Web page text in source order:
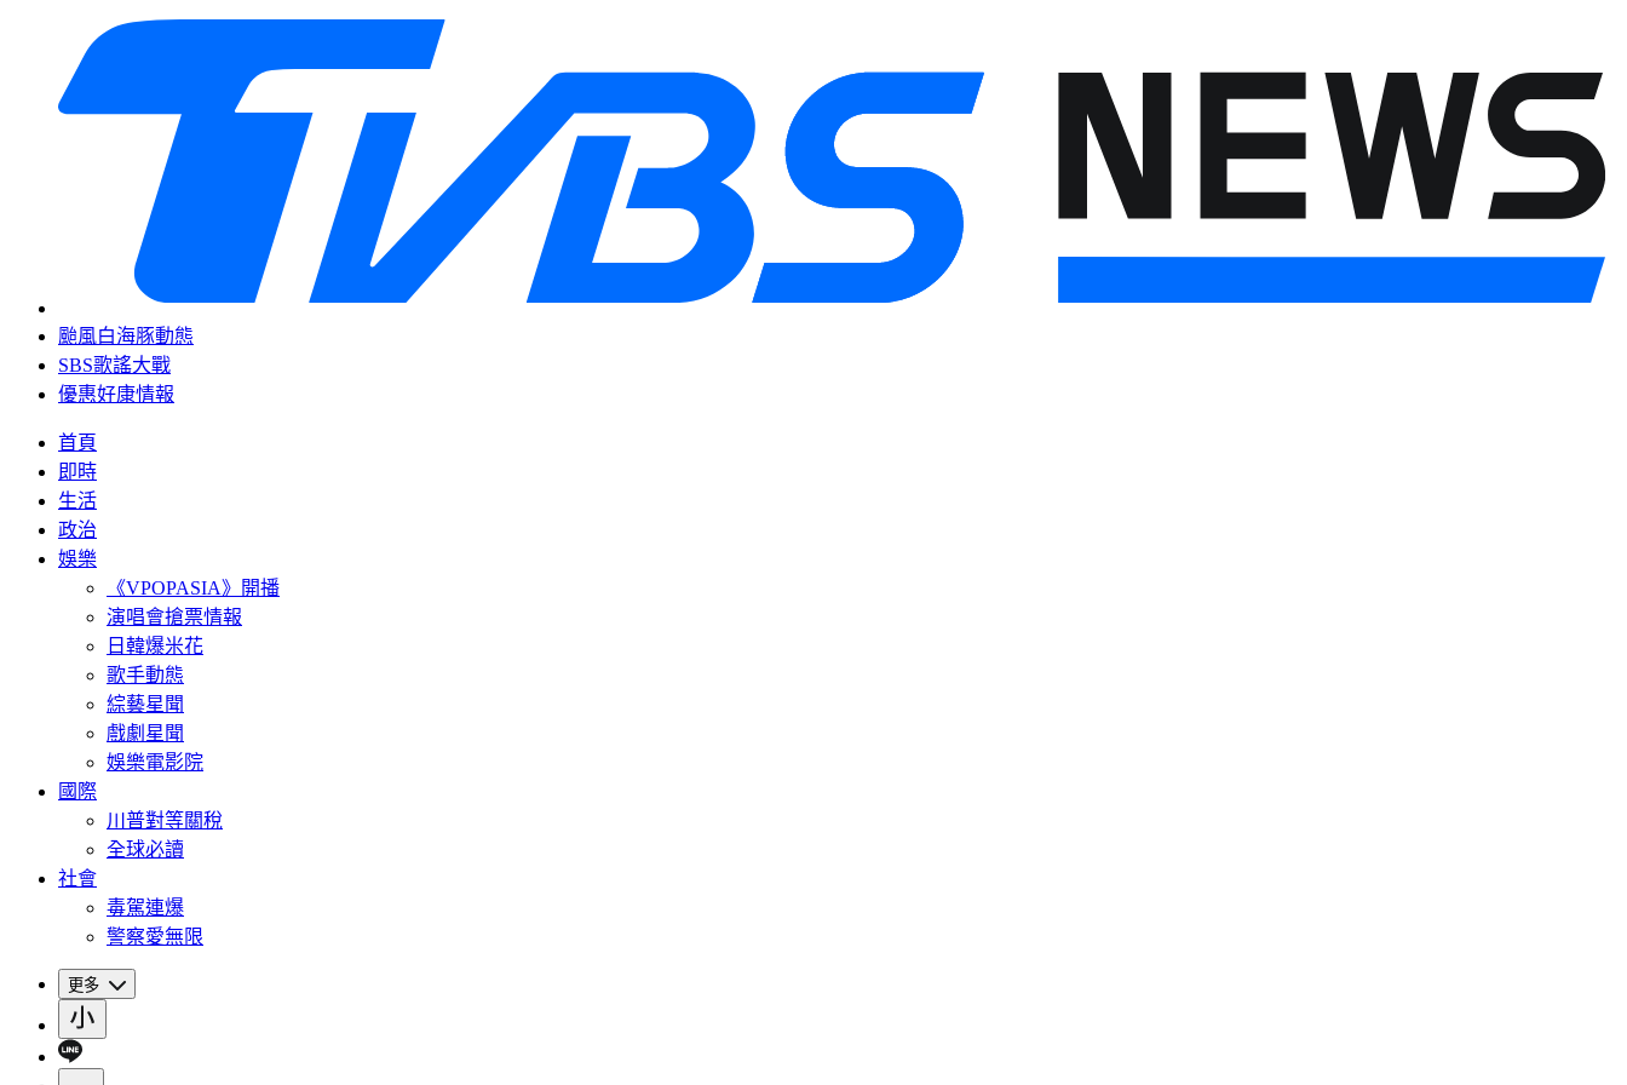
颱風白海豚動態
SBS歌謠大戰
優惠好康情報
首頁
即時
生活
政治
娛樂
《VPOPASIA》開播
演唱會搶票情報
日韓爆米花
歌手動態
綜藝星聞
戲劇星聞
娛樂電影院
國際
川普對等關稅
全球必讀
社會
毒駕連爆
警察愛無限
更多